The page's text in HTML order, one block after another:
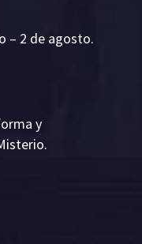
– 2 de agosto.
y